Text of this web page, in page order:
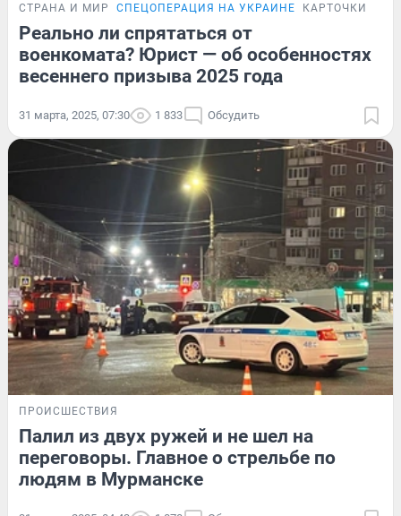
СТРАНА И МИР СПЕЦОПЕРАЦИЯ НА УКРАИНЕ КАРТОЧКИ
Реально ли спрятаться от
военкомата? Юрист — об особенностях
весеннего призыва 2025 года
31 марта, 2025, 07:30 1 833 Обсудить
ПРОИСШЕСТВИЯ
Палил из двух ружей и не шел на
переговоры. Главное о стрельбе по
людям в Мурманске